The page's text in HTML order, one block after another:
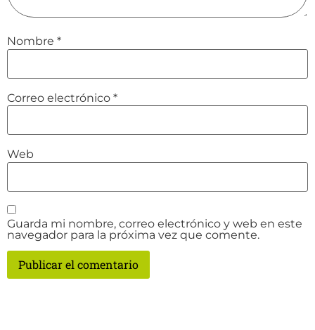
Nombre *
Correo electrónico *
Web
Guarda mi nombre, correo electrónico y web en este
navegador para la próxima vez que comente.